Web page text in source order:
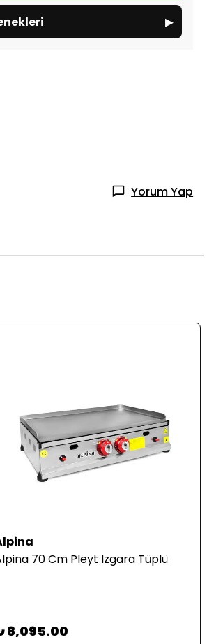
▸
Yorum Yap
70 Cm Pleyt Izgara Tüplü
8,095.00